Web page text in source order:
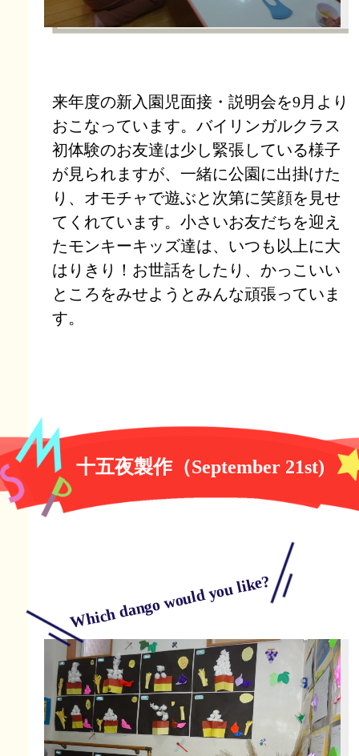
来年度の新入園児面接・説明会を9月より
おこなっています。バイリンガルクラス
初体験のお友達は少し緊張している様子
が見られますが、一緒に公園に出掛けた
り、オモチャで遊ぶと次第に笑顔を見せ
てくれています。小さいお友だちを迎え
たモンキーキッズ達は、いつも以上に大
はりきり！お世話をしたり、かっこいい
ところをみせようとみんな頑張っていま
す。
十五夜製作（September 21st)
Which dango would you like?